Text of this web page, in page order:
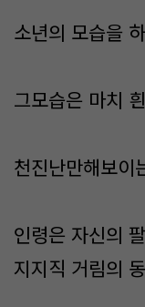
소년의 모습을
그모습은 마치
천진난만해보이
인령은 자신의
지지직 거림의